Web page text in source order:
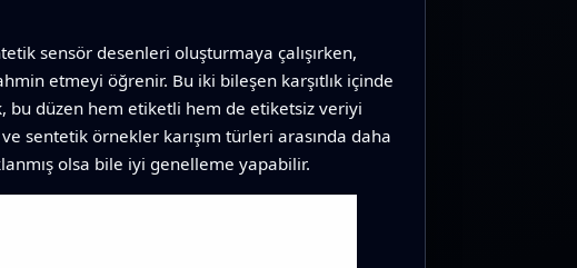
sensör desenleri oluşturmaya çalışırken,
etmeyi öğrenir. Bu iki bileşen karşıtlık içinde
bu düzen hem etiketli hem de etiketsiz veriyi
sentetik örnekler karışım türleri arasında daha
olsa bile iyi genelleme yapabilir.